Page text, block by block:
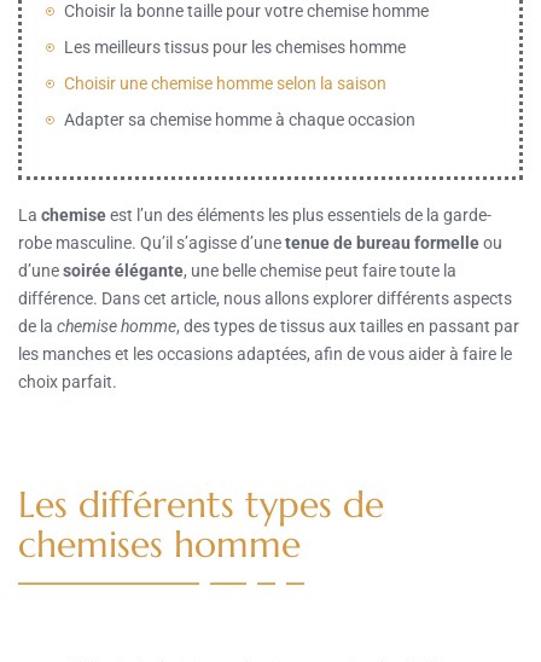
Choisir la bonne taille pour votre chemise homme
Les meilleurs tissus pour les chemises homme
Choisir une chemise homme selon la saison
Adapter sa chemise homme à chaque occasion
La chemiseest l’un des éléments les plus essentiels de la garde-
robe masculine. Qu’il s’agisse d’unetenue de bureau formelleou
d’unesoirée élégante, une belle chemise peut faire toute la
différence. Dans cet article, nous allons explorer différents aspects
de la chemise homme, des types de tissus aux tailles en passant par
les manches et les occasions adaptées, afin de vous aider à faire le
choix parfait.
Les différents types de
chemises homme